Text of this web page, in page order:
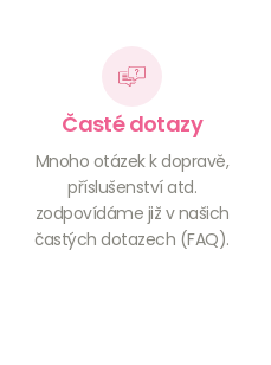
Časté dotazy
Mnoho otázek k dopravě,
příslušenství atd.
zodpovídáme již v našich
častých dotazech (FAQ).